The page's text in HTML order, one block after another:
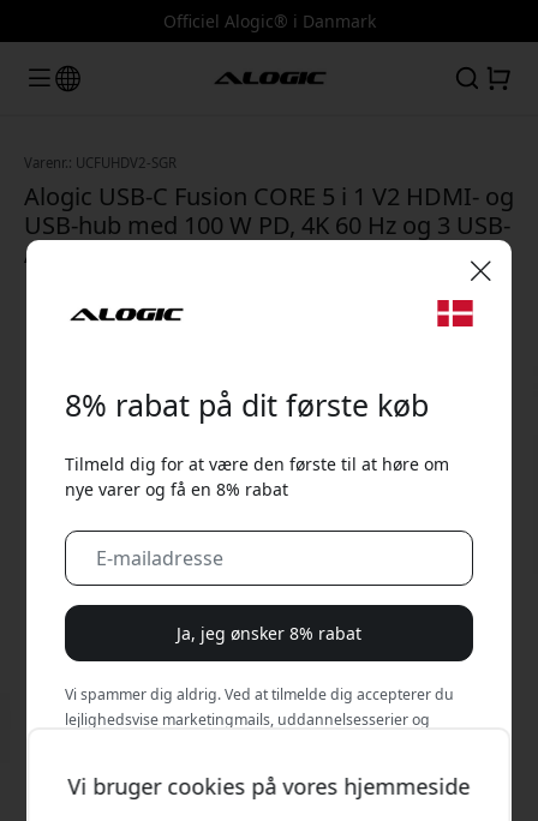
Officiel Alogic® i Danmark
Varenr.: UCFUHDV2-SGR
Alogic USB-C Fusion CORE 5 i 1 V2 HDMI- og
USB-hub med 100 W PD, 4K 60 Hz og 3 USB-
A-porte - Rumgrå
Vi bruger cookies på vores hjemmeside
8% rabat på dit første køb
Tilmeld dig for at være den første til at høre om
nye varer og få en 8% rabat
Ja, jeg ønsker 8% rabat
Vi spammer dig aldrig. Ved at tilmelde dig accepterer du
lejlighedsvise marketingmails, uddannelsesserier og
Nej, jeg vil hellere betale fuld pris.
🎉 Din rabatkode: